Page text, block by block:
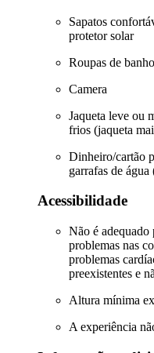
Sapatos
protetor solar
Roupas de
Camera
Jaqueta leve ou
frios (jaqueta
Dinheiro/cartão
garrafas de água
Acessibilidade
Não é adequado
problemas nas
problemas
preexistentes e
Altura mínima
A experiência